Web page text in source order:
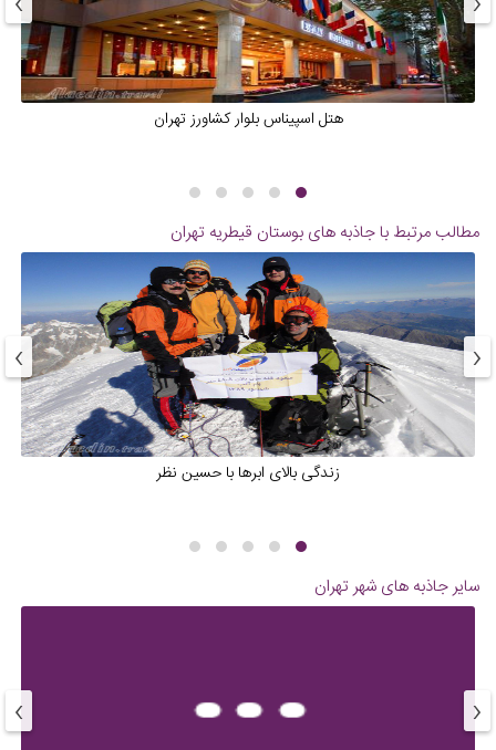
هتل اسپیناس بلوار کشاورز تهران
مطالب مرتبط با جاذبه های بوستان قیطریه تهران
زندگی بالای ابرها با حسین نظر
‹
›
سایر جاذبه های شهر تهران
‹
›